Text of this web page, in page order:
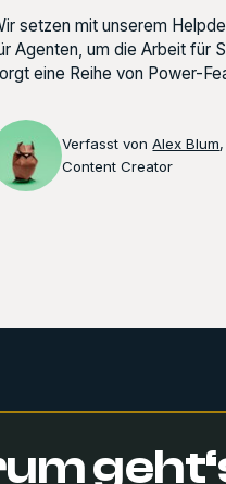
setzen mit unserem
Agenten, um die Arbeit für
eine Reihe von Power-
Verfasst vonAlex Blum,
Content Creator